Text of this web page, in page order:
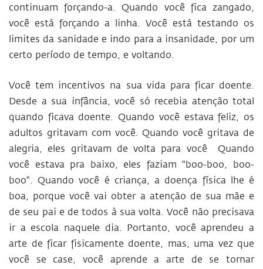
continuam forçando-a. Quando você fica zangado,
você está forçando a linha. Você está testando os
limites da sanidade e indo para a insanidade, por um
certo período de tempo, e voltando.
Você tem incentivos na sua vida para ficar doente.
Desde a sua infância, você só recebia atenção total
quando ficava doente. Quando você estava feliz, os
adultos gritavam com você. Quando você gritava de
alegria, eles gritavam de volta para você
Quando
você estava pra baixo, eles faziam "boo-boo, boo-
boo". Quando você é criança, a doença física lhe é
boa, porque você vai obter a atenção de sua mãe e
de seu pai e de todos à sua volta. Você não precisava
ir a escola naquele dia. Portanto, você aprendeu a
arte de ficar fisicamente doente, mas, uma vez que
você se case, você aprende a arte de se tornar